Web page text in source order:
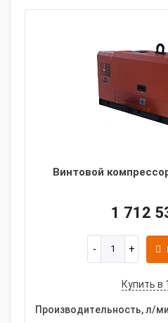
Винтовой
1 712
Купить в
Производительность, л/